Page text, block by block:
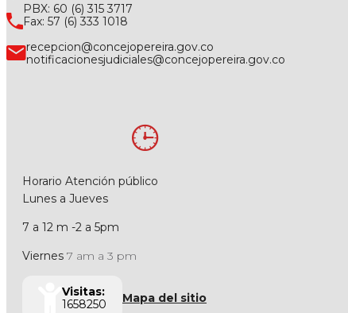
PBX: 60 (6) 315 3717
Fax: 57 (6) 333 1018
recepcion@concejopereira.gov.co
notificacionesjudiciales@concejopereira.gov.co
Horario Atención público
Lunes a Jueves
7 a 12 m -2 a 5pm
Viernes 7 am a 3 pm
Visitas:
1658250
Mapa del sitio